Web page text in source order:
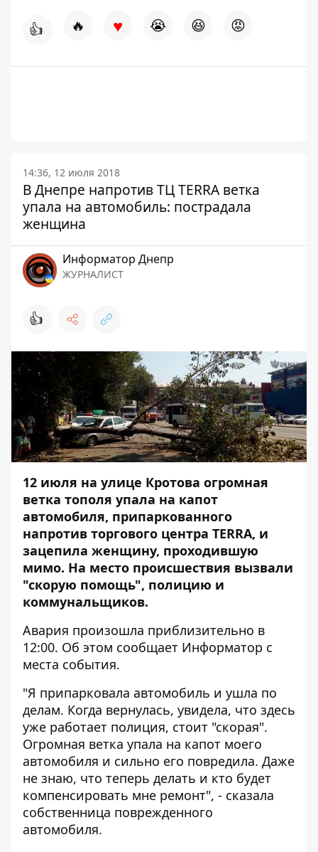
👍 🔥 ♥ 😭 😆 😡
14:36, 12 июля 2018
В Днепре напротив ТЦ TERRA ветка
упала на автомобиль: пострадала
женщина
Информатор Днепр
ЖУРНАЛИСТ
👍
12 июля на улице Кротова огромная
ветка тополя упала на капот
автомобиля, припаркованного
напротив торгового центра TERRA, и
зацепила женщину, проходившую
мимо. На место происшествия вызвали
"скорую помощь", полицию и
коммунальщиков.
Авария произошла приблизительно в
12:00. Об этом сообщает Информатор с
места события.
"Я припарковала автомобиль и ушла по
делам. Когда вернулась, увидела, что здесь
уже работает полиция, стоит "скорая".
Огромная ветка упала на капот моего
автомобиля и сильно его повредила. Даже
не знаю, что теперь делать и кто будет
компенсировать мне ремонт", - сказала
собственница поврежденного
автомобиля.